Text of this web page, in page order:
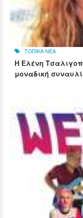
ΤΟΠΙΚΑ ΝΕΑ
Η Ελένη
μοναδική